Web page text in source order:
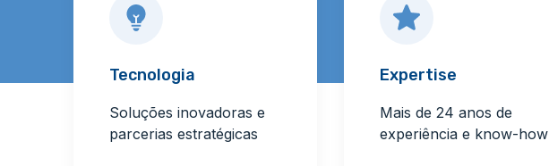
Tecnologia
Soluções inovadoras e
parcerias estratégicas
Expertise
Mais de 24 anos de
experiência e know-how